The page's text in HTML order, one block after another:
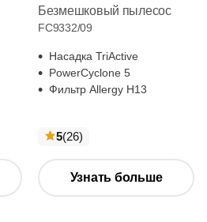
Безмешковый пылесос
FC9332/09
Насадка TriActive
PowerCyclone 5
Фильтр Allergy H13
5(26отзывы
)
Узнать больше